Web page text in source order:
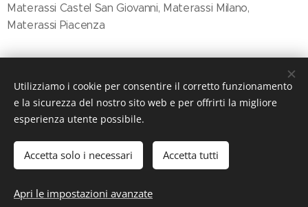
Materassi Castel San Giovanni, Materassi Milano,
Materassi Piacenza
© 2019 ILMondodeiMaterassi, Via Nazionale, 110 27049 Stradella
Cookies
Utilizziamo i cookie per consentire il corretto funzionamento
e la sicurezza del nostro sito web e per offrirti la migliore
esperienza utente possibile.
Accetta solo i necessari Accetta tutti
Apri le impostazioni avanzate